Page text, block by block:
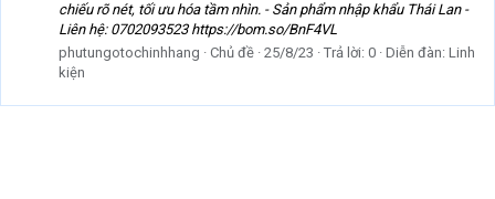
chiếu rõ nét, tối ưu hóa tầm nhìn. - Sản phẩm nhập khẩu Thái Lan -
Liên hệ: 0702093523 https://bom.so/BnF4VL
phutungotochinhhang
Chủ đề 25/8/23 Trả lời: 0 Diễn đàn: Linh
kiện